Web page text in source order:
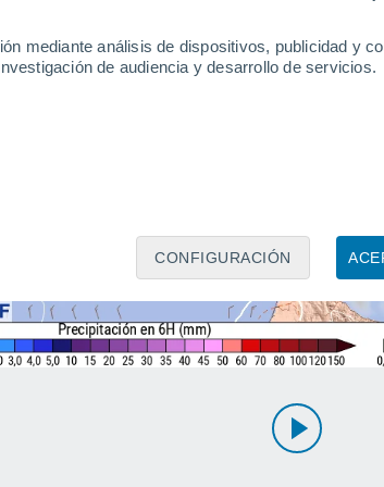
mediante análisis de dispositivos, publicidad y
de audiencia y desarrollo de servicios.
CONFIGURACIÓN